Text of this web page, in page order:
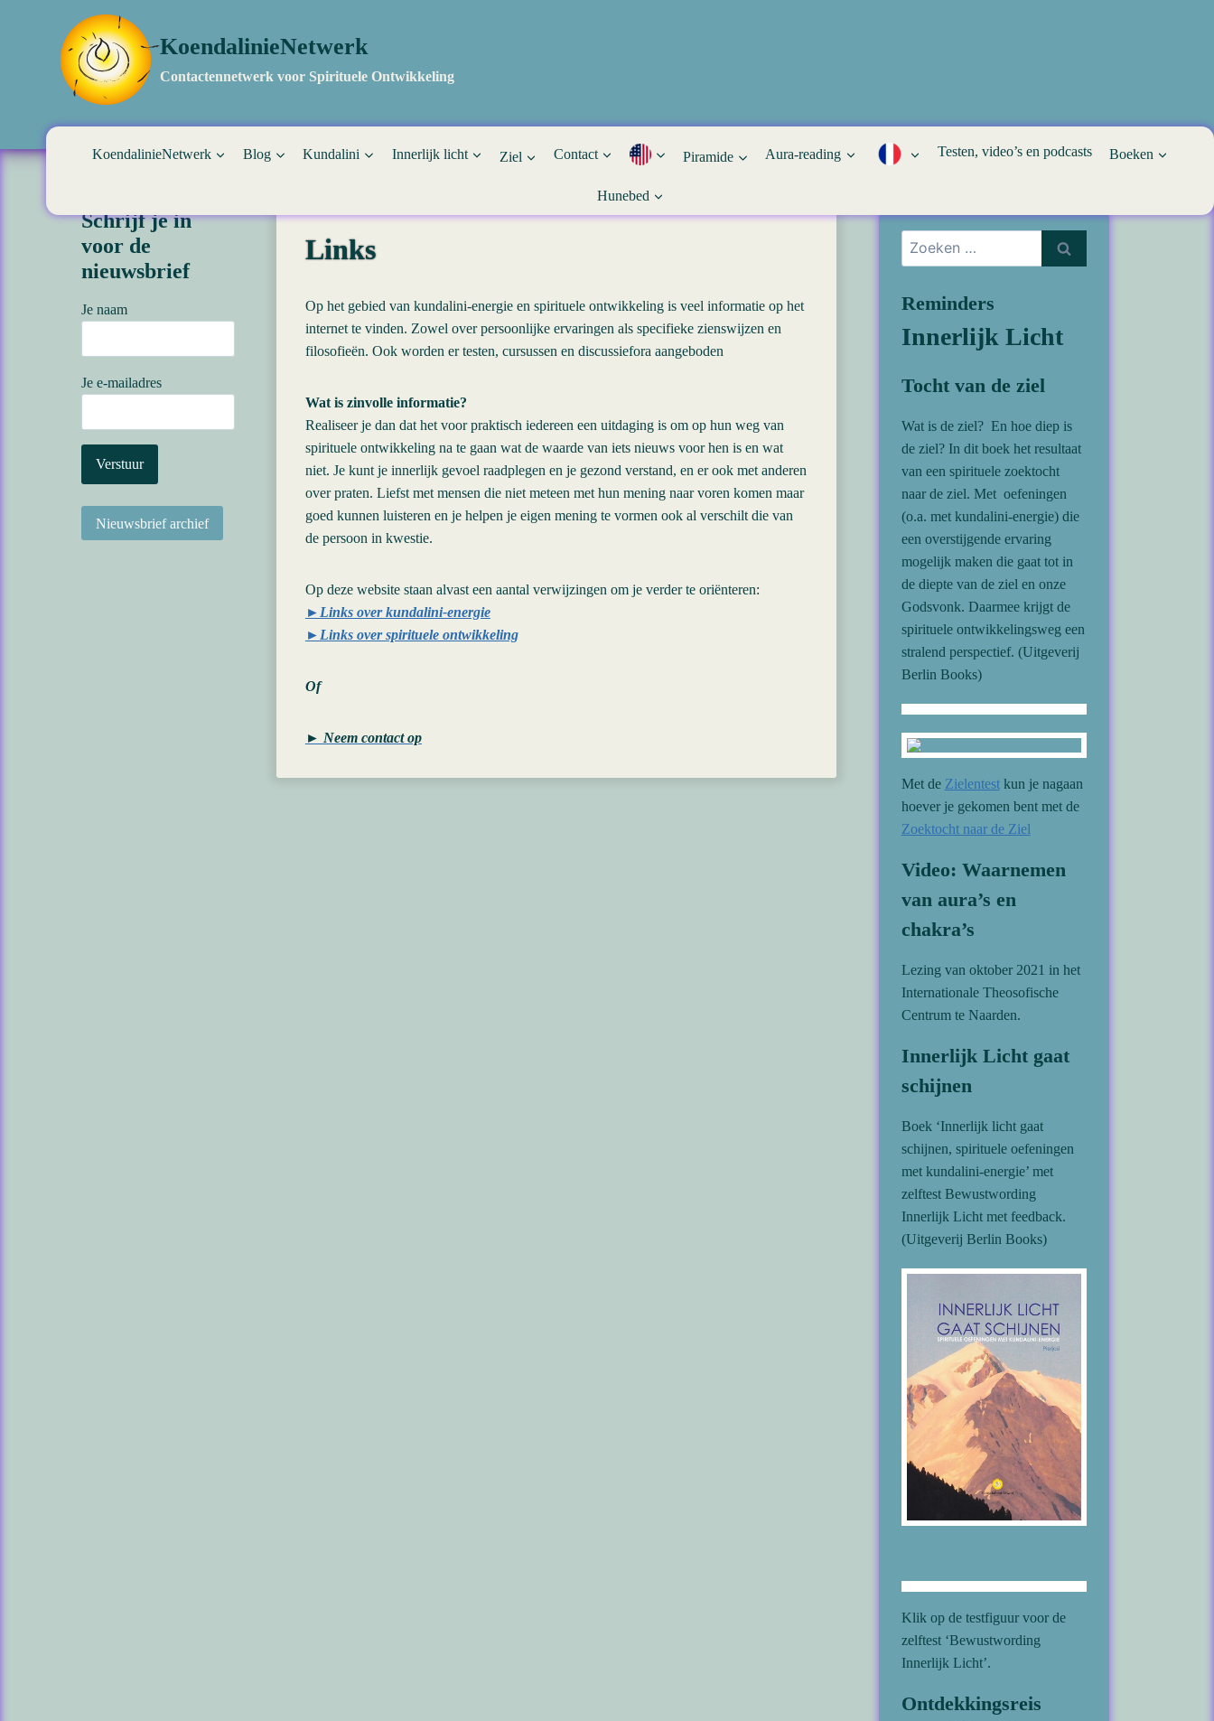
KoendalinieNetwerk
Contactennetwerk voor Spirituele Ontwikkeling
KoendalinieNetwerk Blog Kundalini Innerlijk licht Ziel Contact Piramide Aura-reading Testen, video’s en podcasts Boeken
Hunebed
Schrijf je in
voor de
nieuwsbrief
Je naam
Je e-mailadres
Links
Op het gebied van kundalini-energie en spirituele ontwikkeling is veel informatie op het
internet te vinden. Zowel over persoonlijke ervaringen als specifieke zienswijzen en
filosofieën. Ook worden er testen, cursussen en discussiefora aangeboden
Wat is zinvolle informatie?
Realiseer je dan dat het voor praktisch iedereen een uitdaging is om op hun weg van
spirituele ontwikkeling na te gaan wat de waarde van iets nieuws voor hen is en wat
niet. Je kunt je innerlijk gevoel raadplegen en je gezond verstand, en er ook met anderen
over praten. Liefst met mensen die niet meteen met hun mening naar voren komen maar
goed kunnen luisteren en je helpen je eigen mening te vormen ook al verschilt die van
de persoon in kwestie.
Op deze website staan alvast een aantal verwijzingen om je verder te oriënteren:
►Links over kundalini-energie
►Links over spirituele ontwikkeling
Of
► Neem contact op
Zoeken
naar:
Reminders
Innerlijk Licht
Tocht van de ziel
Wat is de ziel? En hoe diep is
de ziel? In dit boek het resultaat
van een spirituele zoektocht
naar de ziel. Met oefeningen
(o.a. met kundalini-energie) die
een overstijgende ervaring
mogelijk maken die gaat tot in
de diepte van de ziel en onze
Godsvonk. Daarmee krijgt de
spirituele ontwikkelingsweg een
stralend perspectief. (Uitgeverij
Berlin Books)
Met de Zielentestkun je nagaan
hoever je gekomen bent met de
Zoektocht naar de Ziel
Video: Waarnemen
van aura’s en
chakra’s
Lezing van oktober 2021 in het
Internationale Theosofische
Centrum te Naarden.
Innerlijk Licht gaat
schijnen
Boek ‘Innerlijk licht gaat
schijnen, spirituele oefeningen
met kundalini-energie’ met
zelftest Bewustwording
Innerlijk Licht met feedback.
(Uitgeverij Berlin Books)
Klik op de testfiguur voor de
zelftest ‘Bewustwording
Innerlijk Licht’.
Ontdekkingsreis